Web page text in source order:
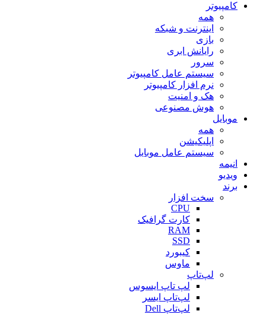
کامپیوتر
همه
اینترنت و شبکه
بازی
رایانش ابری
سرور
سیستم عامل کامپیوتر
نرم افزار کامپیوتر
هک و امنیت
هوش مصنوعی
موبایل
همه
اپلیکیشن
سیستم عامل موبایل
انیمه
ویدیو
برند
سخت افزار
CPU
کارت گرافیک
RAM
SSD
کیبورد
ماوس
لپ‌تاپ
لپ تاپ ایسوس
لپ‌تاپ ایسر
لپ‌تاپ Dell